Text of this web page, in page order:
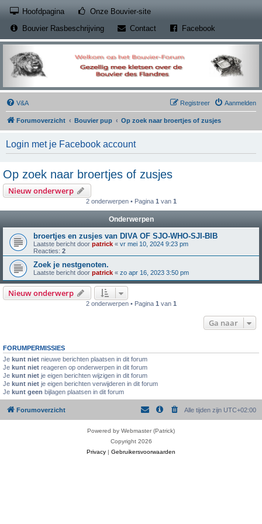
Hoofdpagina Onze Bouvier-site(Opens a new tab)
Bouvier Rasbeschrijving
Contact(Opens a new tab)
Facebook
V&A Aanmelden
Registreer
Forumoverzicht Bouvier pup Op zoek naar broertjes of zusjes
Login met je Facebook account
Op zoek naar broertjes of zusjes
Nieuw onderwerp
2 onderwerpen • Pagina 1 van 1
Onderwerpen
broertjes en zusjes van DIVA OF SJO-WHO-SJI-BIB
Laatste bericht door patrick « vr mei 10, 2024 9:23 pm
Reacties: 2
Zoek je nestgenoten.
Laatste bericht door patrick « zo apr 16, 2023 3:50 pm
Nieuw onderwerp
2 onderwerpen • Pagina 1 van 1
Ga naar
FORUMPERMISSIES
Je kunt niet nieuwe berichten plaatsen in dit forum
Je kunt niet reageren op onderwerpen in dit forum
Je kunt niet je eigen berichten wijzigen in dit forum
Je kunt niet je eigen berichten verwijderen in dit forum
Je kunt geen bijlagen plaatsen in dit forum
Forumoverzicht Alle tijden zijn UTC+02:00
Powered by Webmaster (Patrick)
Copyright 2026
Privacy | Gebruikersvoorwaarden